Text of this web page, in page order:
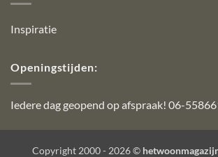
Inspiratie
Openingstijden:
Iedere dag geopend op afspraak! 06-
Copyright 2000 - 2026 ©